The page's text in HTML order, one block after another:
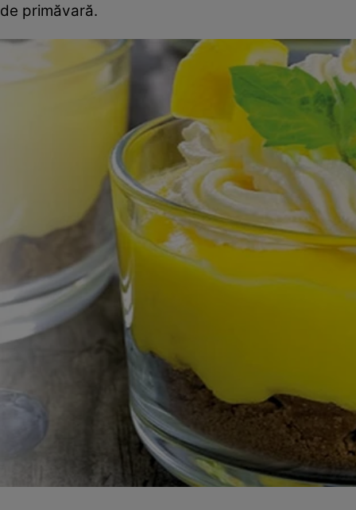
de primăvară.